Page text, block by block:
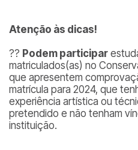
Atenção às dicas!
?? Podem participar
matriculados(as) no
que apresentem
matrícula para 2024, que
experiência artística ou
pretendido e não tenham
instituição.